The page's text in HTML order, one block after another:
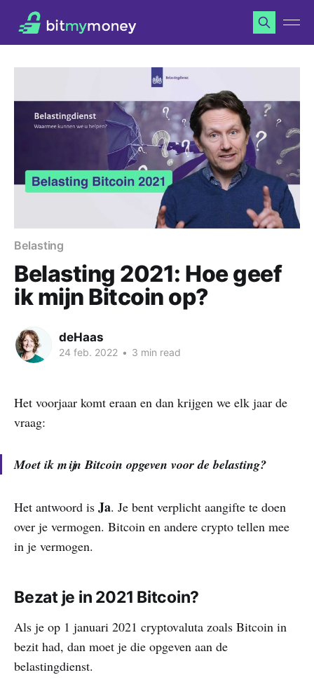
Belasting
Belasting 2021: Hoe geef
ik mijn Bitcoin op?
deHaas
24 feb. 2022 • 3 min read
Het voorjaar komt eraan en dan krijgen we elk jaar de
vraag:
Moet ik mijn Bitcoin opgeven voor de belasting?
Het antwoord is Ja. Je bent verplicht aangifte te doen
over je vermogen. Bitcoin en andere crypto tellen mee
in je vermogen.
Bezat je in 2021 Bitcoin?
Als je op 1 januari 2021 cryptovaluta zoals Bitcoin in
bezit had, dan moet je die opgeven aan de
belastingdienst.